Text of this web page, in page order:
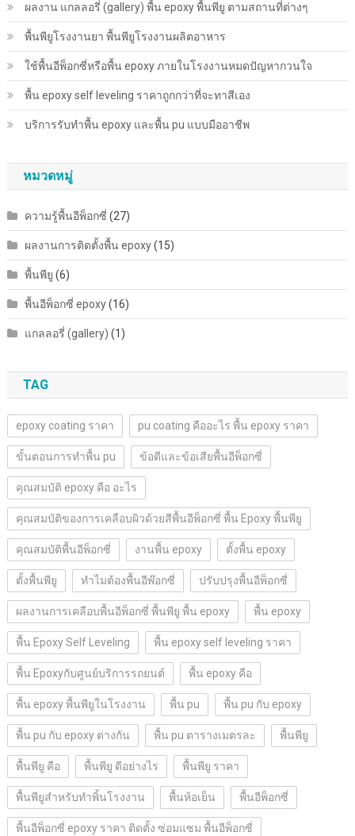
ผลงาน แกลลอรี่ (gallery) พื้น epoxy พื้นพียู ตามสถานที่ต่างๆ
พื้นพียู​โรงงานยา พื้นพียู​โรงงานผลิตอาหาร
ใช้พื้นอีพ็อกซี่หรือพื้น epoxy ภายในโรงงานหมดปัญหากวนใจ
พื้น epoxy self leveling ราคาถูกกว่าที่จะทาสีเอง
บริการรับทำพื้น epoxy และพื้น pu แบบมืออาชีพ
หมวดหมู่
ความรู้พื้นอีพ็อกซี่ (27)
ผลงานการติดตั้งพื้น epoxy(15)
พื้นพียู (6)
พื้นอีพ็อกซี่ epoxy(16)
แกลลอรี่ (gallery) (1)
TAG
epoxy coating ราคา pu coating คืออะไร พื้น epoxy ราคา
ขั้นตอนการทำพื้น pu ข้อดีและข้อเสียพื้นอีพ็อกซี่
คุณสมบัติ epoxy คือ อะไร
คุณสมบัติของการเคลือบผิวด้วยสีพื้นอีพ็อกซี่ พื้น Epoxy พื้นพียู
คุณสมบัติพื้นอีพ็อกซี่ งานพื้น epoxy ตั้งพื้น epoxy
ตั้งพื้นพียู ทำไมต้องพื้นอีพ๊อกซี่ ปรับปรุงพื้นอีพ็อกซี่
ผลงานการเคลือบพื้นอีพ็อกซี่ พื้นพียู พื้น epoxy พื้น epoxy
พื้น Epoxy Self Leveling พื้น epoxy self leveling ราคา
พื้น Epoxyกับศูนย์บริการรถยนต์ พื้น epoxy คือ
พื้น epoxy พื้นพียูในโรงงาน พื้น pu พื้น pu กับ epoxy
พื้น pu กับ epoxy ต่างกัน พื้น pu ตารางเมตรละ พื้นพียู
พื้นพียู คือ พื้นพียู ดีอย่างไร พื้นพียู ราคา
พื้นพียูสำหรับทำพิ้นโรงงาน พื้นห้อเย็น พื้นอีพ็อกซี่
พื้นอีพ็อกซี่ epoxy ราคา ติดตั้ง ซ่อมแซม พื้นอีพ็อกซี่